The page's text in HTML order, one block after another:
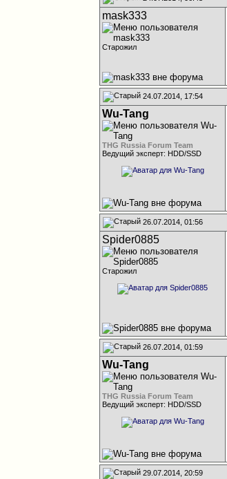
mask333
Старожил
24.07.2014, 17:54
Wu-Tang
THG Russia Forum Team
Ведущий эксперт: HDD/SSD
26.07.2014, 01:56
Spider0885
Старожил
26.07.2014, 01:59
Wu-Tang
THG Russia Forum Team
Ведущий эксперт: HDD/SSD
29.07.2014, 20:59